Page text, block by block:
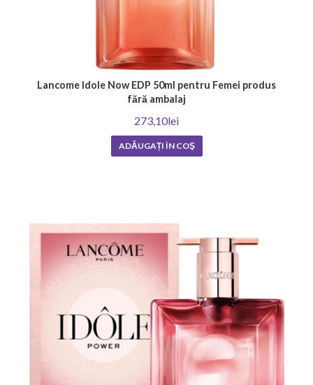
Lancome Idole Now EDP 50ml pentru Femei produs
fără ambalaj
273,10lei
ADĂUGAȚI ÎN COŞ